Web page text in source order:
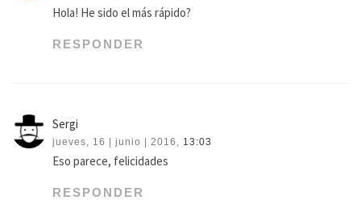
Hola! He sido el más rápido?
RESPONDER
Sergi
jueves, 16 | junio | 2016, 13:03
Eso parece, felicidades
RESPONDER